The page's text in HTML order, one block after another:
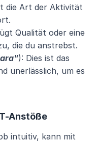
die Art der Aktivität
Qualität oder eine
die du anstrebst.
): Dies ist das
unerlässlich, um es
Anstöße
intuitiv, kann mit